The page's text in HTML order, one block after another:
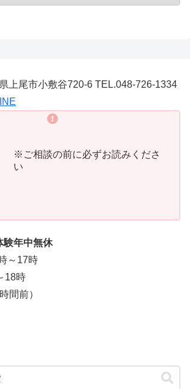
上尾市小敷谷720-6 TEL.048-726-1334
※ご相談の前に必ずお読みくださ
い
験年中無休
～17時
18時
間前）